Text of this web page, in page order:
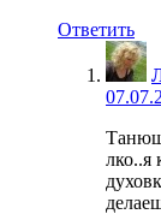
Ответить
лко..я